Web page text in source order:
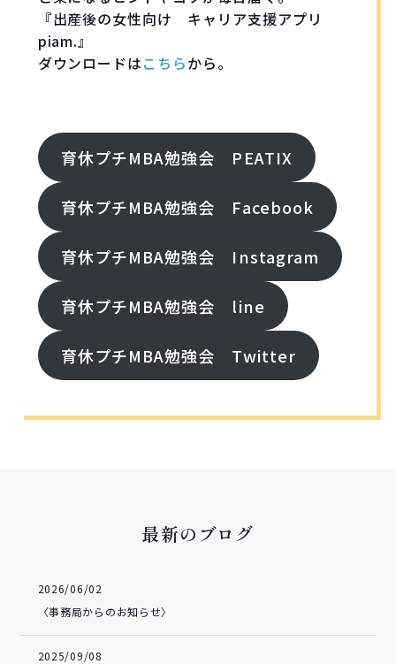
『出産後の女性向け キャリア支援アプリ
piam.』
ダウンロードはこちらから。
育休プチMBA勉強会 PEATIX
育休プチMBA勉強会 Facebook
育休プチMBA勉強会 Instagram
育休プチMBA勉強会 line
育休プチMBA勉強会 Twitter
最新のブログ
2026/06/02
〈事務局からのお知らせ〉
2025/09/08